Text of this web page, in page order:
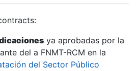
ya aprobadas por la
del a FNMT-RCM en la
del Sector Público